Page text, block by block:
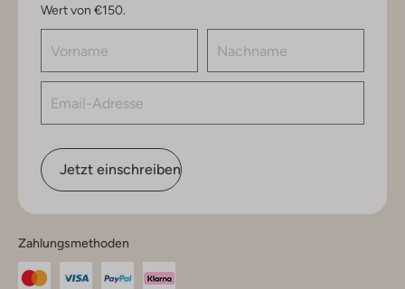
Wert von €150.
Jetzt einschreiben
Zahlungsmethoden